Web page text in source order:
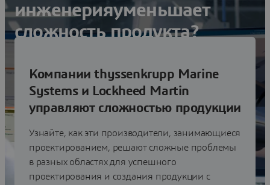
инженерияуменьшает
сложность продукта?
сложности согласования при проектировании
механических, электрических, программных и
прочих компонентов.
Компании thyssenkrupp Marine
Systems и Lockheed Martin
управляют сложностью продукции
Узнайте, как эти производители, занимающиеся
проектированием, решают сложные проблемы
в разных областях для успешного
проектирования и создания продукции с